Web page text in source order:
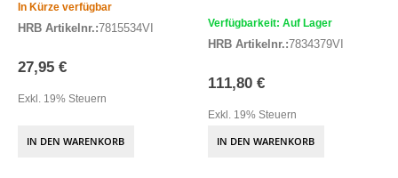
In Kürze verfügbar
HRB Artikelnr.:7815534VI
27,95 €
Exkl. 19% Steuern
IN DEN WARENKORB
Verfügbarkeit: Auf Lager
HRB Artikelnr.:7834379VI
111,80 €
Exkl. 19% Steuern
IN DEN WARENKORB